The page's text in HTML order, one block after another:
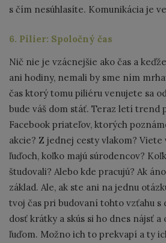
s čím nesúhlasíte. Komunikácia je
6. Pilier: Spoločný čas
Nič nie je vzácnejšie ako čas a
ani hodiny, nemali by sme ním
čas ktorý tomu piliéru venujete sa
bude váš dom stáť. Teraz letí trend
Facebook priateľov, ktorých
akcie? Z jednej cesty vlakom?
ľuďoch, koľko majú súrodencov?
študovali? Alebo kde pracujú? Ak
základ. Ale, ak ste ani na jednu
tvoj čas pri budovaní tohto vzťahu s
dosť krátky a skús si ho dnes nájsť a
ľuďom. Možno ich to prekvapí a ty